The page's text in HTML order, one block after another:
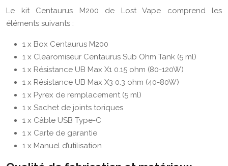
Le kit Centaurus M200 de Lost Vape comprend les
éléments suivants :
1 x Box Centaurus M200
1 x Clearomiseur Centaurus Sub Ohm Tank (5 ml)
1 x Résistance UB Max X1 0.15 ohm (80-120W)
1 x Résistance UB Max X3 0.3 ohm (40-80W)
1 x Pyrex de remplacement (5 ml)
1 x Sachet de joints toriques
1 x Câble USB Type-C
1 x Carte de garantie
1 x Manuel d’utilisation